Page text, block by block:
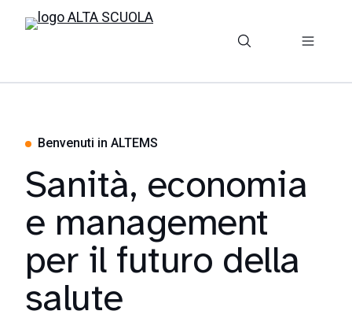
Benvenuti in ALTEMS
Sanità, economia
e management
per il futuro della
salute